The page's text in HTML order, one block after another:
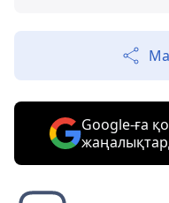
Google-ға